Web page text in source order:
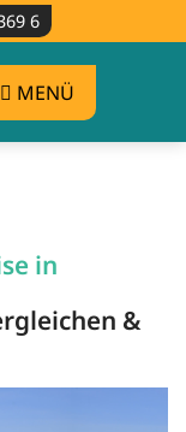
6
MENÜ
in
&